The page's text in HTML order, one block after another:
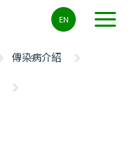
EN
傳染病介紹